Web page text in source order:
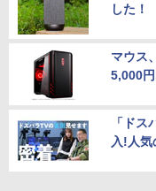
した！
マウス
5,000
「ド
入!人